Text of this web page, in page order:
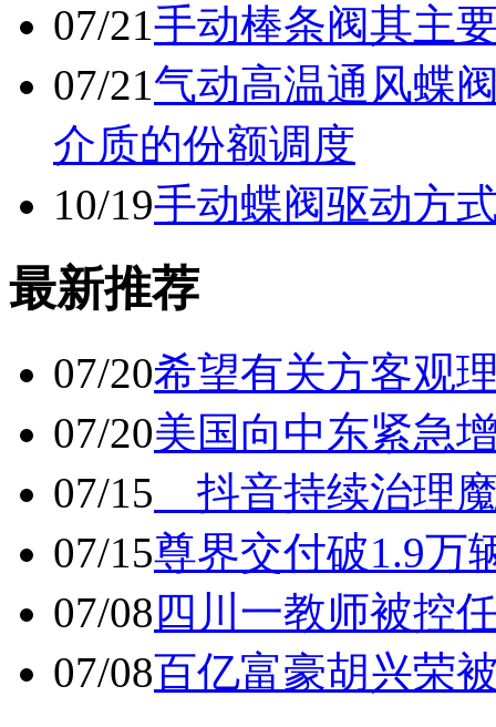
07/21手动棒条阀其主
07/21气动高温通风蝶
介质的份额调度
10/19手动蝶阀驱动方
最新推荐
07/20希望有关方客观
07/20美国向中东紧急
07/15 抖音持续治理
07/15尊界交付破1.9万
07/08 四川一教师被控
07/08百亿富豪胡兴荣